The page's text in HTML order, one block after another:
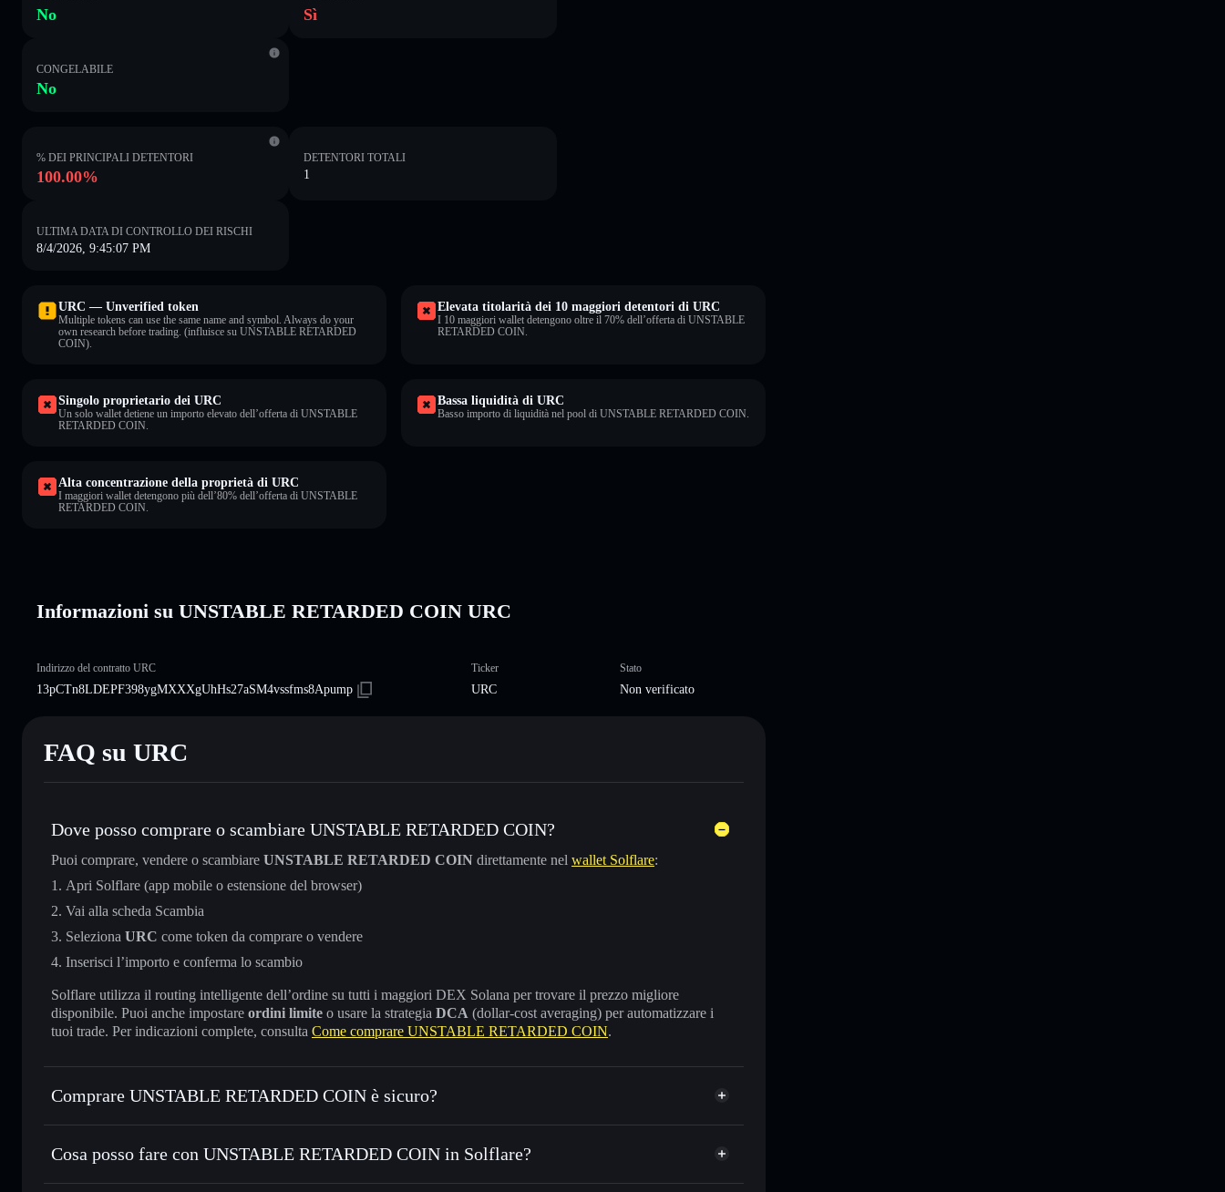
No Sì
CONGELABILE
No
% DEI PRINCIPALI DETENTORI
100.00%
DETENTORI TOTALI
1
ULTIMA DATA DI CONTROLLO DEI RISCHI
8/4/2026, 9:45:07 PM
URC — Unverified token
Multiple tokens can use the same name and symbol. Always do your
own research before trading. (influisce su UNSTABLE RETARDED
COIN).
Elevata titolarità dei 10 maggiori detentori di URC
I 10 maggiori wallet detengono oltre il 70% dell’offerta di UNSTABLE
RETARDED COIN.
Singolo proprietario dei URC
Un solo wallet detiene un importo elevato dell’offerta di UNSTABLE
RETARDED COIN.
Bassa liquidità di URC
Basso importo di liquidità nel pool di UNSTABLE RETARDED COIN.
Alta concentrazione della proprietà di URC
I maggiori wallet detengono più dell’80% dell’offerta di UNSTABLE
RETARDED COIN.
Informazioni su UNSTABLE RETARDED COIN URC
Indirizzo del contratto URC
13pCTn8LDEPF398ygMXXXgUhHs27aSM4vssfms8Apump
Ticker
URC
Stato
Non verificato
FAQ su URC
Dove posso comprare o scambiare UNSTABLE RETARDED COIN?
Puoi comprare, vendere o scambiare UNSTABLE RETARDED COIN direttamente nel wallet Solflare:
Apri Solflare (app mobile o estensione del browser)
Vai alla scheda Scambia
Seleziona URC come token da comprare o vendere
Inserisci l’importo e conferma lo scambio
Solflare utilizza il routing intelligente dell’ordine su tutti i maggiori DEX Solana per trovare il prezzo migliore
disponibile. Puoi anche impostare ordini limite o usare la strategia DCA (dollar-cost averaging) per automatizzare i
tuoi trade. Per indicazioni complete, consulta Come comprare UNSTABLE RETARDED COIN.
Comprare UNSTABLE RETARDED COIN è sicuro?
UNSTABLE RETARDED COIN non è verificato
Cosa posso fare con UNSTABLE RETARDED COIN in Solflare?
UNSTABLE RETARDED COIN
wallet Solflare